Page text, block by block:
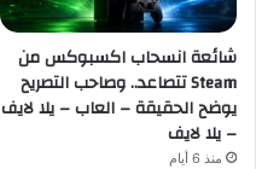
شائعة انسحاب اكسبوكس من
Steam تتصاعد.. وصاحب التصريح
يوضح الحقيقة – العاب – يلا لايف
– يلا لايف
منذ 6 أيام